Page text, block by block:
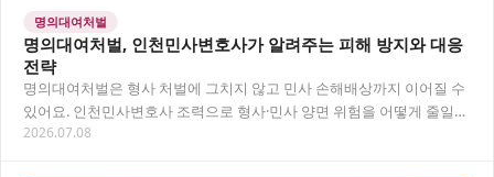
명의대여처벌
명의대여처벌, 인천민사변호사가 알려주는 피해 방지와 대응
전략
명의대여처벌은 형사 처벌에 그치지 않고 민사 손해배상까지 이어질 수
있어요. 인천민사변호사 조력으로 형사·민사 양면 위험을 어떻게 줄일
수 있는지 핵심만 정리했습니다. "그냥 이름…
2026.07.08